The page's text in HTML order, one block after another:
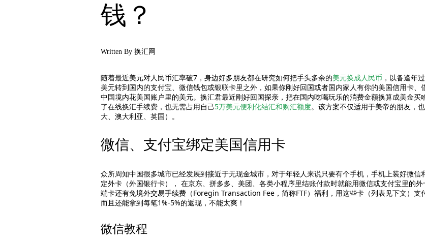
钱？
Written By换汇网
随着最近美元对人民币汇率破7，身边好多朋友都在研究如何把手头多余的美元换成人民币 ，以备逢年
美元转到国内的支付宝、微信钱包或银联卡里之外，如果你刚好回国或者国内家人有你的美国信用卡
中国境内花美国账户里的美元。换汇君最近刚好回国探亲，把在国内吃喝玩乐的消费金额换算成美金
了在线换汇手续费，也无需占用自己5万美元便利化结汇和购汇额度。该方案不仅适用于美帝的朋友，
大、澳大利亚、英国）。
微信、支付宝绑定美国信用卡
众所周知中国很多城市已经发展到接近于无现金城市，对于年轻人来说只要有个手机，手机上装好微
定外卡（外国银行卡）， 在京东、拼多多、美团、各类小程序里结账付款时就能用微信或支付宝里的
端卡还有免境外交易手续费（Foregin Transaction Fee，简称FTF）福利，用这些卡（列表见下文）支
而且还能拿到每笔1%-5%的返现，不能太爽！
微信教程